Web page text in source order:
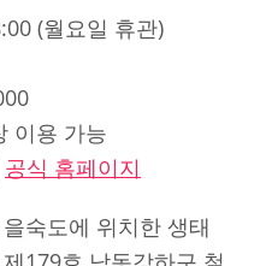
(월요일 휴관)
이용 가능
공식 홈페이지
숙도에 위치한 생태